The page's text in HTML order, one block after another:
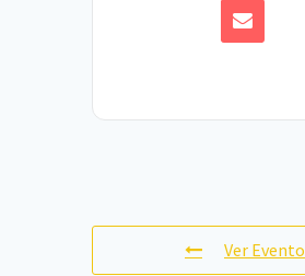
Ver Evento